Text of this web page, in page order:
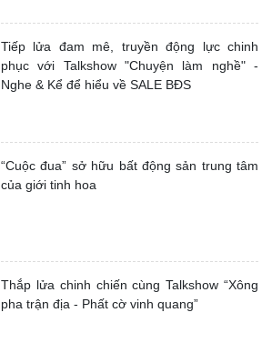
Tiếp lửa đam mê, truyền động lực chinh
phục với Talkshow "Chuyện làm nghề" -
Nghe & Kể để hiểu về SALE BĐS
“Cuộc đua” sở hữu bất động sản trung tâm
của giới tinh hoa
Thắp lửa chinh chiến cùng Talkshow “Xông
pha trận địa - Phất cờ vinh quang”